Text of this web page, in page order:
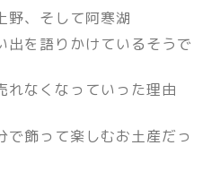
野、そして阿寒湖
出を語りかけているそうで
れなくなっていった理由
で飾って楽しむお土産だっ